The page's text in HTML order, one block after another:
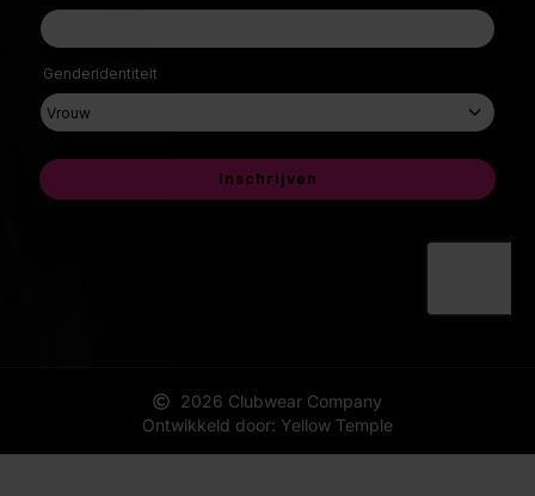
2026 Clubwear Company
Ontwikkeld door: Yellow Temple